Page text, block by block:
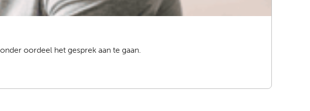
oordeel het gesprek aan te gaan.